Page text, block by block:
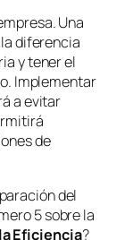
Una
diferencia
y tener el
Implementar
a evitar
de
del
5 sobre la
Eficiencia?